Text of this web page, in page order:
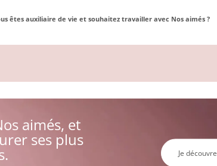
êtes auxiliaire de vie et souhaitez travailler avec Nos aimés ?
aimés, et
ses plus
Je découvre